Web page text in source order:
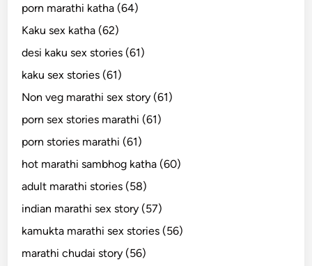
porn marathi katha (64)
Kaku sex katha (62)
desi kaku sex stories (61)
kaku sex stories (61)
Non veg marathi sex story (61)
porn sex stories marathi (61)
porn stories marathi (61)
hot marathi sambhog katha (60)
adult marathi stories (58)
indian marathi sex story (57)
kamukta marathi sex stories (56)
marathi chudai story (56)